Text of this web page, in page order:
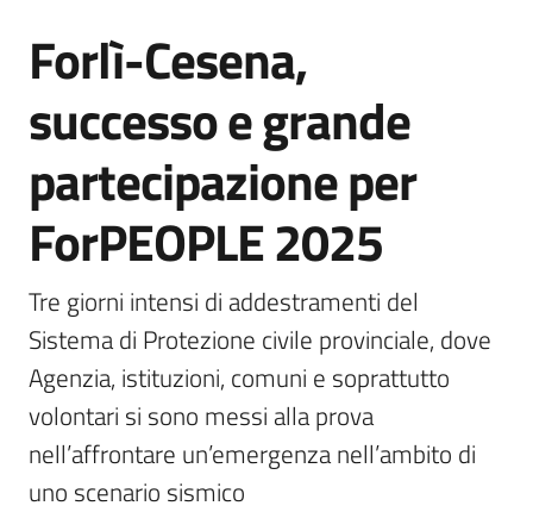
Argomenti
Novità
Leggi
Atti
Bandi
Piani
Programmi
Salta al contenuto
Forlì-Cesena,
successo e grande
partecipazione per
ForPEOPLE 2025
Tre giorni intensi di addestramenti del
Sistema di Protezione civile provinciale, dove
Agenzia, istituzioni, comuni e soprattutto
volontari si sono messi alla prova
nell’affrontare un’emergenza nell’ambito di
uno scenario sismico